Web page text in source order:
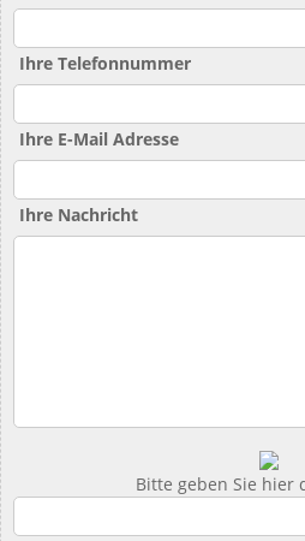
Ihre Telefonnummer
Ihre E-Mail Adresse
Ihre Nachricht
Bitte geben Sie hier